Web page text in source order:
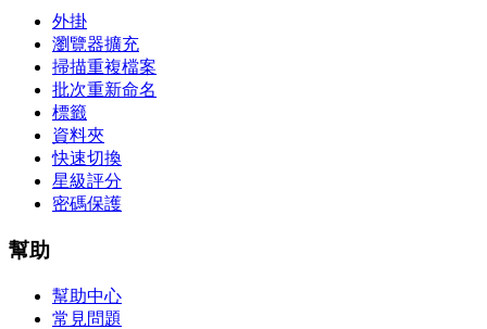
外掛
瀏覽器擴充
掃描重複檔案
批次重新命名
標籤
資料夾
快速切換
星級評分
密碼保護
幫助
幫助中心
常見問題